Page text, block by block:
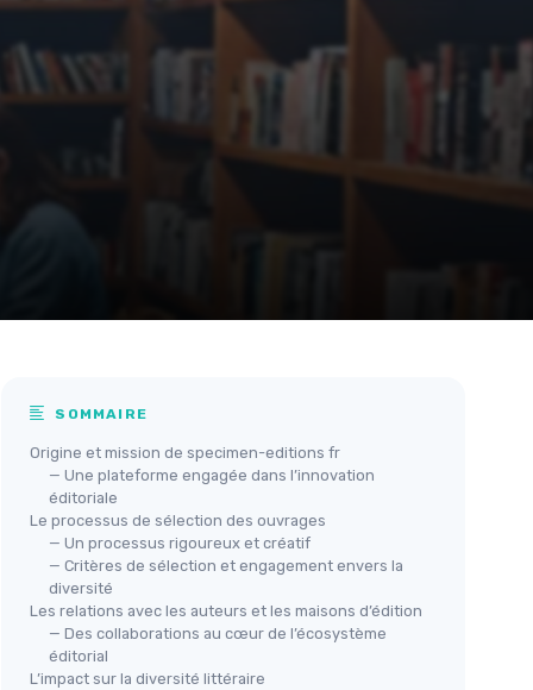
SOMMAIRE
Origine et mission de specimen-editions fr
— Une plateforme engagée dans l’innovation
éditoriale
Le processus de sélection des ouvrages
— Un processus rigoureux et créatif
— Critères de sélection et engagement envers la
diversité
Les relations avec les auteurs et les maisons d’édition
— Des collaborations au cœur de l’écosystème
éditorial
L’impact sur la diversité littéraire